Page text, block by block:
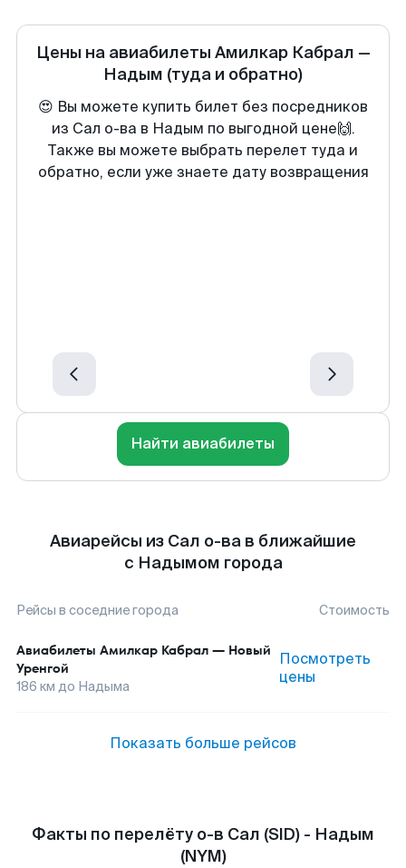
Цены на авиабилеты Амилкар Кабрал —
Надым (туда и обратно)
😍 Вы можете купить билет без посредников
из Сал о-ва в Надым по выгодной цене🙌.
Также вы можете выбрать перелет туда и
обратно, если уже знаете дату возвращения
Найти авиабилеты
Авиарейсы из Сал о-ва в ближайшие
с Надымом города
Рейсы в соседние города Стоимость
Авиабилеты Амилкар Кабрал — Новый
Уренгой
186 км до Надыма
Посмотреть
цены
Показать больше рейсов
Факты по перелёту о-в Сал (SID) - Надым
(NYM)